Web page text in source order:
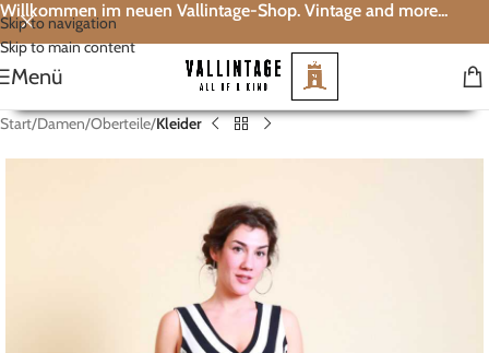
Skip to navigation
Skip to main content
Willkommen im neuen Vallintage-Shop. Vintage and more...
Menü
Start Damen Oberteile Kleider